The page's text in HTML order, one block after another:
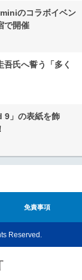
のコラボイベン
で開催
氏へ誓う「多く
9」の表紙を飾
免責事項
Reserved.